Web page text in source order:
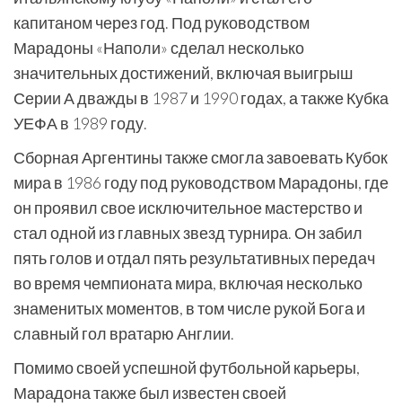
капитаном через год. Под руководством
Марадоны «Наполи» сделал несколько
значительных достижений, включая выигрыш
Серии А дважды в 1987 и 1990 годах, а также Кубка
УЕФА в 1989 году.
Сборная Аргентины также смогла завоевать Кубок
мира в 1986 году под руководством Марадоны, где
он проявил свое исключительное мастерство и
стал одной из главных звезд турнира. Он забил
пять голов и отдал пять результативных передач
во время чемпионата мира, включая несколько
знаменитых моментов, в том числе рукой Бога и
славный гол вратарю Англии.
Помимо своей успешной футбольной карьеры,
Марадона также был известен своей